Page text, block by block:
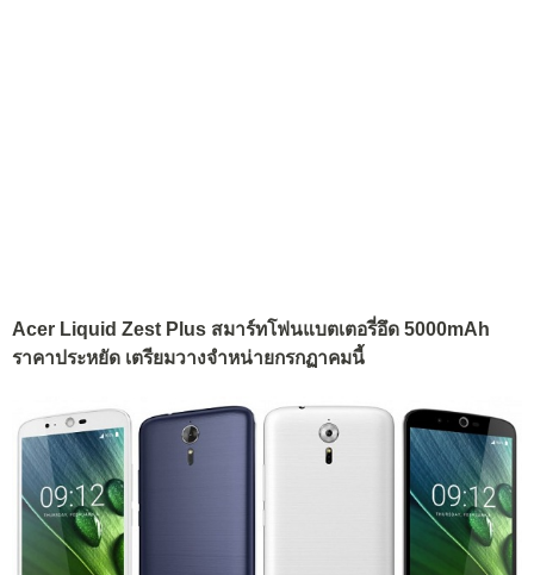
Acer Liquid Zest Plus สมาร์ทโฟนแบตเตอรี่อึด 5000mAh
ราคาประหยัด เตรียมวางจำหน่ายกรกฏาคมนี้